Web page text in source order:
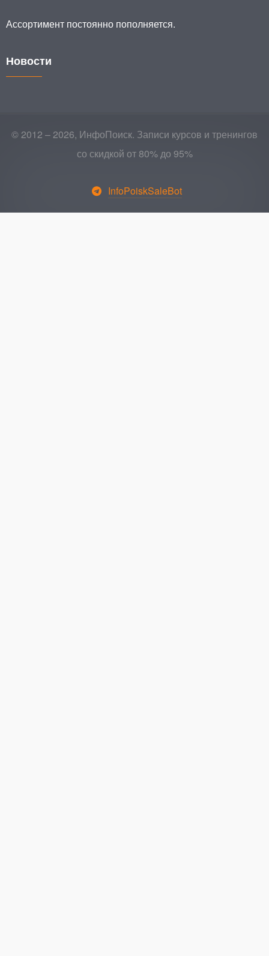
Ассортимент постоянно пополняется.
Новости
© 2012 – 2026, ИнфоПоиск. Записи курсов и тренингов
со скидкой от 80% до 95%
InfoPoiskSaleBot